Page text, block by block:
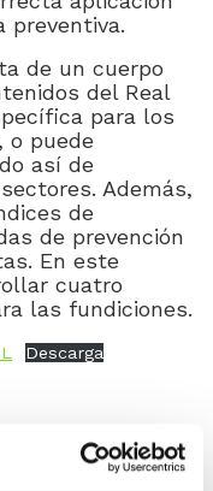
preventiva.
de un cuerpo
del Real
para los
o puede
así de
Además,
de
de prevención
En este
cuatro
las fundiciones.
Descarga
y